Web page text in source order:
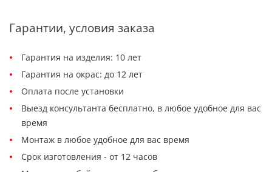
Гарантии, условия заказа
Гарантия на изделия: 10 лет
Гарантия на окрас: до 12 лет
Оплата после установки
Выезд консультанта бесплатно, в любое удобное для вас
время
Монтаж в любое удобное для вас время
Срок изготовления - от 12 часов